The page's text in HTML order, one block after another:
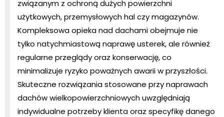
związanym z ochroną dużych powierzchni
użytkowych, przemysłowych hal czy magazynów.
Kompleksowa opieka nad dachami obejmuje nie
tylko natychmiastową naprawę usterek, ale również
regularne przeglądy oraz konserwację, co
minimalizuje ryzyko poważnych awarii w przyszłości.
Skuteczne rozwiązania stosowane przy naprawach
dachów wielkopowierzchniowych uwzględniają
indywidualne potrzeby klienta oraz specyfikę danego